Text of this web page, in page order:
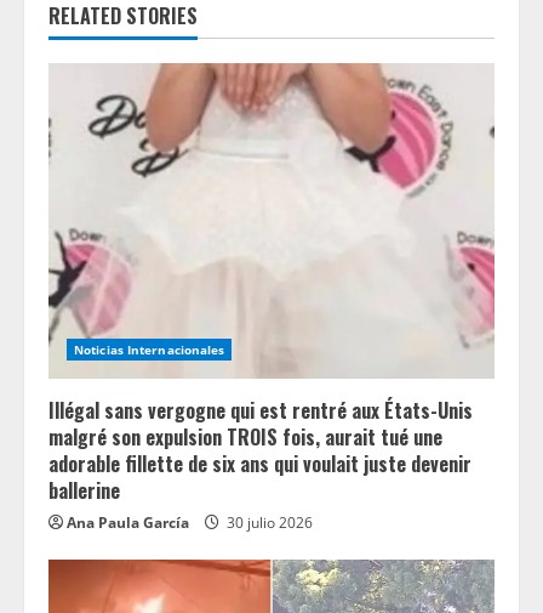
e
e
d
i
n
g
RELATED STORIES
Noticias Internacionales
Illégal sans vergogne qui est rentré aux États-Unis
malgré son expulsion TROIS fois, aurait tué une
adorable fillette de six ans qui voulait juste devenir
ballerine
Ana Paula García 30 julio 2026